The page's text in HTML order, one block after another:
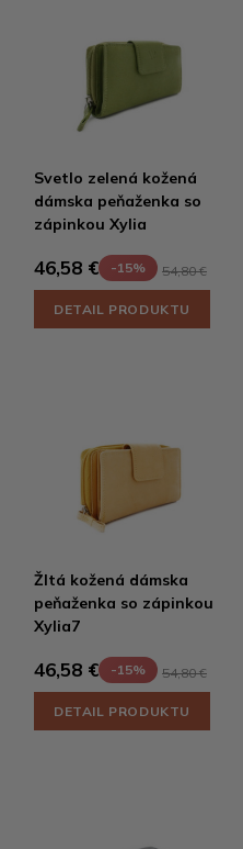
Svetlo zelená kožená
dámska peňaženka so
zápinkou Xylia
46,58 € -15% 54,80 €
DETAIL PRODUKTU
Žltá kožená dámska
peňaženka so zápinkou
Xylia7
46,58 € -15% 54,80 €
DETAIL PRODUKTU